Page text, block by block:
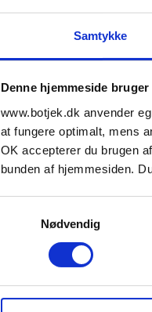
Samtykke
Denne hjemmeside
www.botjek.dk anvender
at fungere optimalt, mens
OK accepterer du brugen
bunden af hjemmesiden.
Nødvendig